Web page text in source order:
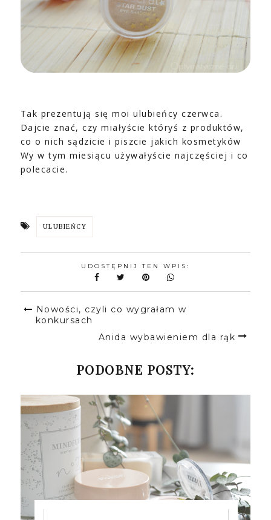
Tak prezentują się moi ulubieńcy czerwca.
Dajcie znać, czy miałyście któryś z produktów,
co o nich sądzicie i piszcie jakich kosmetyków
Wy w tym miesiącu używałyście najczęściej i co
polecacie.
ULUBIEŃCY
UDOSTĘPNIJ TEN WPIS:
Nowości, czyli co wygrałam w
konkursach
Anida wybawieniem dla rąk
PODOBNE POSTY: